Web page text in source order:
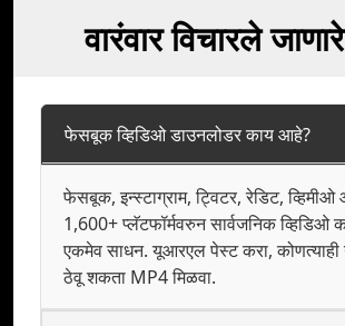
वारंवार विचारले
फेसबूक व्हिडिओ डाउनलोडर काय आहे?
फेसबूक, इन्स्टाग्राम, ट्विटर, रेडिट,
1,600+ प्लॅटफॉर्मवरुन सार्वजनिक व्हिडिओ
एकमेव साधन. यूआरएल पेस्ट करा,
ठेवू शकता MP4 मिळवा.